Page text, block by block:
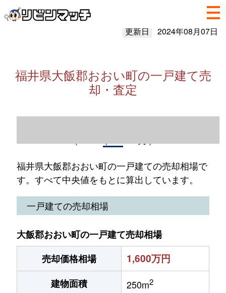
更新日 2024年08月07日
福井県大飯郡おおい町の一戸建て売
却・査定
福井県大飯郡おおい町の一戸建ての売却相場で
す。すべて中央値をもとに算出しています。
一戸建ての売却相場
大飯郡おおい町の一戸建て売却相場
売却価格相場
1,600万円
建物面積 250m2